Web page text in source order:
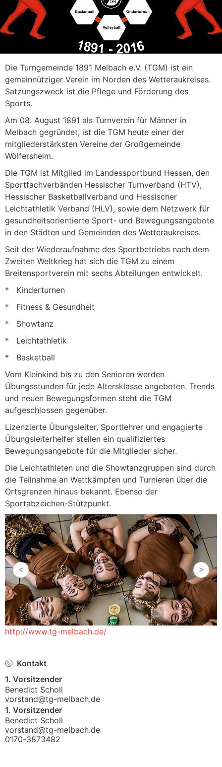
Die Turngemeinde 1891 Melbach e.V. (TGM) ist ein
gemeinnütziger Verein im Norden des Wetteraukreises.
Satzungszweck ist die Pflege und Förderung des
Sports.
Am 08. August 1891 als Turnverein für Männer in
Melbach gegründet, ist die TGM heute einer der
mitgliederstärksten Vereine der Großgemeinde
Wölfersheim.
Die TGM ist Mitglied im Landessportbund Hessen, den
Sportfachverbänden Hessischer Turnverband (HTV),
Hessischer Basketballverband und Hessischer
Leichtathletik Verband (HLV), sowie dem Netzwerk für
gesundheitsorientierte Sport- und Bewegungsangebote
in den Städten und Gemeinden des Wetteraukreises.
Seit der Wiederaufnahme des Sportbetriebs nach dem
Zweiten Weltkrieg hat sich die TGM zu einem
Breitensportverein mit sechs Abteilungen entwickelt.
* Kinderturnen
* Fitness & Gesundheit
* Showtanz
* Leichtathletik
* Basketball
Vom Kleinkind bis zu den Senioren werden
Übungsstunden für jede Altersklasse angeboten. Trends
und neuen Bewegungsformen steht die TGM
aufgeschlossen gegenüber.
Lizenzierte Übungsleiter, Sportlehrer und engagierte
Übungsleiterhelfer stellen ein qualifiziertes
Bewegungsangebote für die Mitglieder sicher.
Die Leichtathleten und die Showtanzgruppen sind durch
die Teilnahme an Wettkämpfen und Turnieren über die
Ortsgrenzen hinaus bekannt. Ebenso der
Sportabzeichen-Stützpunkt.
http://www.tg-melbach.de/
Kontakt
1. Vorsitzender
Benedict Scholl
vorstand@tg-melbach.de
1. Vorsitzender
Benedict Scholl
vorstand@tg-melbach.de
0170-3873482